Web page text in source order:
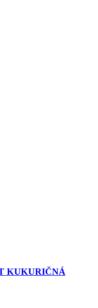
KUKURIČNÁ